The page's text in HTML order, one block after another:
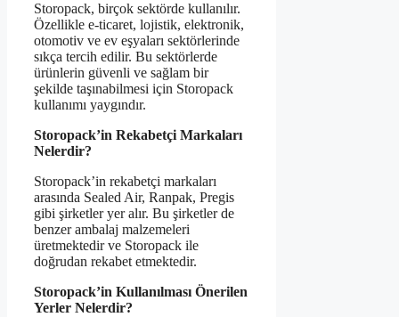
Storopack, birçok sektörde kullanılır.
Özellikle e-ticaret, lojistik, elektronik,
otomotiv ve ev eşyaları sektörlerinde
sıkça tercih edilir. Bu sektörlerde
ürünlerin güvenli ve sağlam bir
şekilde taşınabilmesi için Storopack
kullanımı yaygındır.
Storopack’in Rekabetçi Markaları
Nelerdir?
Storopack’in rekabetçi markaları
arasında Sealed Air, Ranpak, Pregis
gibi şirketler yer alır. Bu şirketler de
benzer ambalaj malzemeleri
üretmektedir ve Storopack ile
doğrudan rekabet etmektedir.
Storopack’in Kullanılması Önerilen
Yerler Nelerdir?